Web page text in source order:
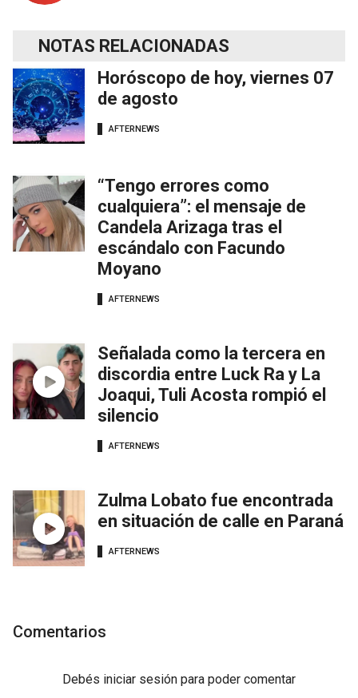
NOTAS RELACIONADAS
Horóscopo de hoy, viernes 07
de agosto
AFTERNEWS
“Tengo errores como
cualquiera”: el mensaje de
Candela Arizaga tras el
escándalo con Facundo
Moyano
AFTERNEWS
Señalada como la tercera en
discordia entre Luck Ra y La
Joaqui, Tuli Acosta rompió el
silencio
AFTERNEWS
Zulma Lobato fue encontrada
en situación de calle en Paraná
AFTERNEWS
Comentarios
Debés iniciar sesión para poder comentar